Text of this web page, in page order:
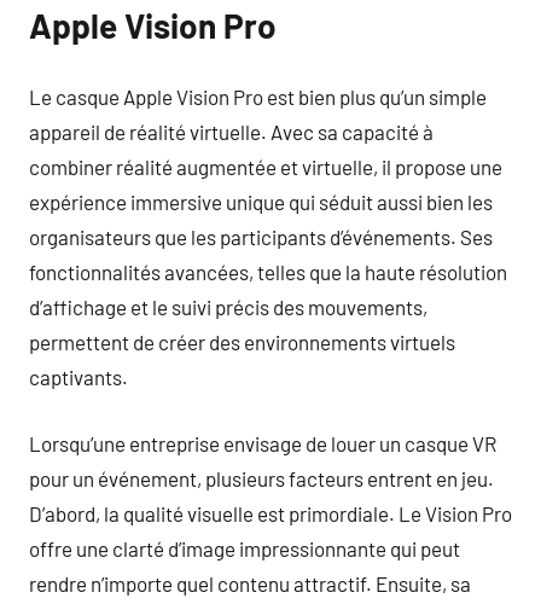
Apple Vision Pro
Le casque Apple Vision Pro est bien plus qu’un simple
appareil de réalité virtuelle. Avec sa capacité à
combiner réalité augmentée et virtuelle, il propose une
expérience immersive unique qui séduit aussi bien les
organisateurs que les participants d’événements. Ses
fonctionnalités avancées, telles que la haute résolution
d’affichage et le suivi précis des mouvements,
permettent de créer des environnements virtuels
captivants.
Lorsqu’une entreprise envisage de louer un casque VR
pour un événement, plusieurs facteurs entrent en jeu.
D’abord, la qualité visuelle est primordiale. Le Vision Pro
offre une clarté d’image impressionnante qui peut
rendre n’importe quel contenu attractif. Ensuite, sa